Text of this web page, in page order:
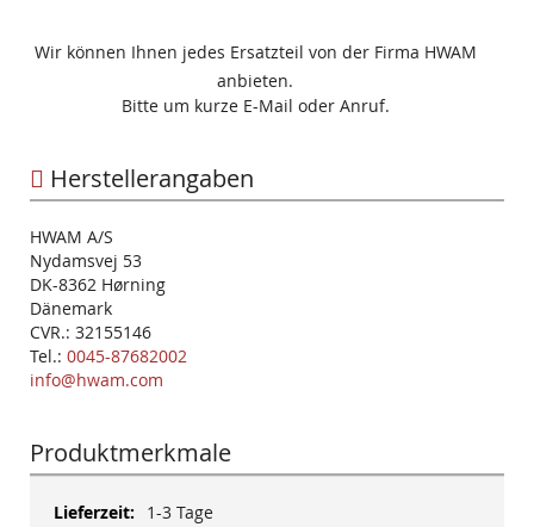
Wir können Ihnen jedes Ersatzteil von der Firma HWAM
anbieten.
Bitte um kurze E-Mail oder Anruf.
Herstellerangaben
HWAM A/S
Nydamsvej 53
DK-8362 Hørning
Dänemark
CVR.: 32155146
Tel.: 0045-87682002
info@hwam.com
Produktmerkmale
Mehr
1-3 Tage